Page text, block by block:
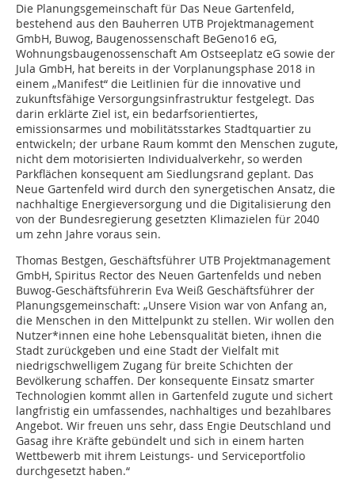
Die Planungsgemeinschaft für Das Neue Gartenfeld,
bestehend aus den Bauherren UTB Projektmanagement
GmbH, Buwog, Baugenossenschaft BeGeno16 eG,
Wohnungsbaugenossenschaft Am Ostseeplatz eG sowie der
Jula GmbH, hat bereits in der Vorplanungsphase 2018 in
einem „Manifest“ die Leitlinien für die innovative und
zukunftsfähige Versorgungsinfrastruktur festgelegt. Das
darin erklärte Ziel ist, ein bedarfsorientiertes,
emissionsarmes und mobilitätsstarkes Stadtquartier zu
entwickeln; der urbane Raum kommt den Menschen zugute,
nicht dem motorisierten Individualverkehr, so werden
Parkflächen konsequent am Siedlungsrand geplant. Das
Neue Gartenfeld wird durch den synergetischen Ansatz, die
nachhaltige Energieversorgung und die Digitalisierung den
von der Bundesregierung gesetzten Klimazielen für 2040
um zehn Jahre voraus sein.
Thomas Bestgen, Geschäftsführer UTB Projektmanagement
GmbH, Spiritus Rector des Neuen Gartenfelds und neben
Buwog-Geschäftsführerin Eva Weiß Geschäftsführer der
Planungsgemeinschaft: „Unsere Vision war von Anfang an,
die Menschen in den Mittelpunkt zu stellen. Wir wollen den
Nutzer*innen eine hohe Lebensqualität bieten, ihnen die
Stadt zurückgeben und eine Stadt der Vielfalt mit
niedrigschwelligem Zugang für breite Schichten der
Bevölkerung schaffen. Der konsequente Einsatz smarter
Technologien kommt allen in Gartenfeld zugute und sichert
langfristig ein umfassendes, nachhaltiges und bezahlbares
Angebot. Wir freuen uns sehr, dass Engie Deutschland und
Gasag ihre Kräfte gebündelt und sich in einem harten
Wettbewerb mit ihrem Leistungs- und Serviceportfolio
durchgesetzt haben.“